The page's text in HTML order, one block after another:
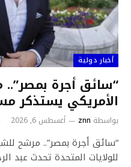
أخبار دولية
“سائق أجرة
الأمريكي يستذكر
بواسطة znn أغسطس 6, 2026
“سائق أجرة بمصر”.. مرشح
للولايات المتحدة تحدث عبد